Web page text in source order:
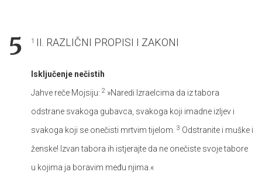
5 1 II. RAZLIČNI PROPISI I ZAKONI
Isključenje nečistih
Jahve reče Mojsiju: 2 »Naredi Izraelcima da iz tabora
odstrane svakoga gubavca, svakoga koji imadne izljev i
svakoga koji se onečisti mrtvim tijelom. 3 Odstranite i muške i
ženske! Izvan tabora ih istjerajte da ne onečiste svoje tabore
u kojima ja boravim među njima.«